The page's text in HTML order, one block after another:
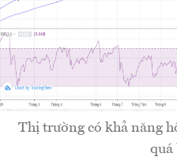
Thị trường có khả năng
quá